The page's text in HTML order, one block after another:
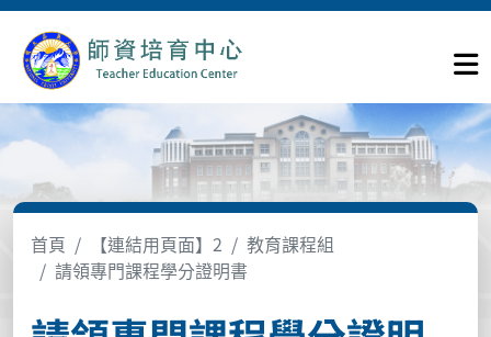
首頁 【連結用頁面】2
教育課程組
請領專門課程學分證明書